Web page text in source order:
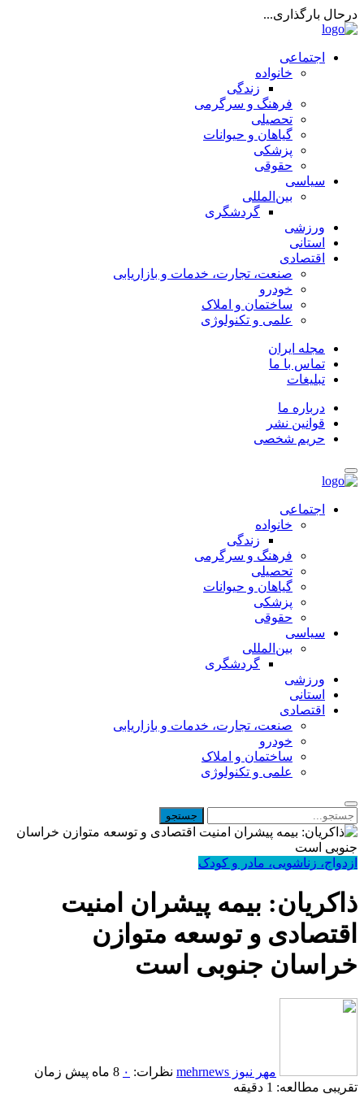
درحال بارگذاری...
اجتماعی
خانواده
زندگی
فرهنگ و سرگرمی
تحصیلی
گیاهان و حیوانات
پزشکی
حقوقی
سیاسی
بین‌المللی
گردشگری
ورزشی
استانی
اقتصادی
صنعت، تجارت، خدمات و بازاریابی
خودرو
ساختمان و املاک
علمی و تکنولوژی
مجله ایران
تماس با ما
تبلیغات
درباره ما
قوانین نشر
حریم شخصی
اجتماعی
خانواده
زندگی
فرهنگ و سرگرمی
تحصیلی
گیاهان و حیوانات
پزشکی
حقوقی
سیاسی
بین‌المللی
گردشگری
ورزشی
استانی
اقتصادی
صنعت، تجارت، خدمات و بازاریابی
خودرو
ساختمان و املاک
علمی و تکنولوژی
ازدواج، زناشویی، مادر و کودک
ذاکریان: بیمه پیشران امنیت
اقتصادی و توسعه متوازن
خراسان جنوبی است
مهر نیوز mehrnews نظرات: ۰ 8 ماه پیش
زمان
تقریبی مطالعه: 1 دقیقه